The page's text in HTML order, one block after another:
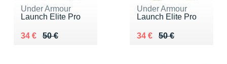
Under Armour
Launch Elite Pro
50 €
Au lieu de 50 €
34 €
Vendu 34 €
Under Armour
Launch Elite Pro
50 €
Au lieu de 50 €
34 €
Vendu 34 €